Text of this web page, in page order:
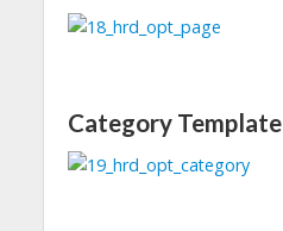
Category Template